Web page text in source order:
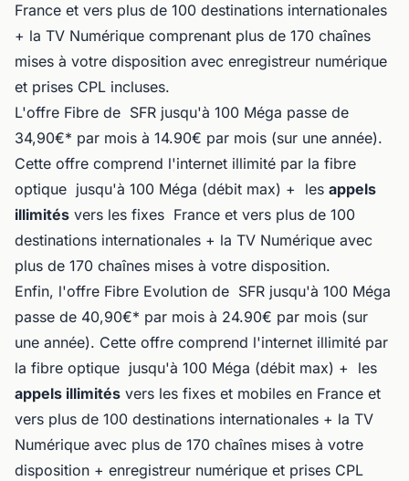
France et vers plus de 100 destinations internationales
+ la TV Numérique comprenant plus de 170 chaînes
mises à votre disposition avec enregistreur numérique
et prises CPL incluses.
L'offre Fibre de SFR jusqu'à 100 Méga passe de
34,90€* par mois à 14.90€ par mois (sur une année).
Cette offre comprend l'internet illimité par la fibre
optique jusqu'à 100 Méga (débit max) + les appels
illimités vers les fixes France et vers plus de 100
destinations internationales + la TV Numérique avec
plus de 170 chaînes mises à votre disposition.
Enfin, l'offre Fibre Evolution de SFR jusqu'à 100 Méga
passe de 40,90€* par mois à 24.90€ par mois (sur
une année). Cette offre comprend l'internet illimité par
la fibre optique jusqu'à 100 Méga (débit max) + les
appels illimités vers les fixes et mobiles en France et
vers plus de 100 destinations internationales + la TV
Numérique avec plus de 170 chaînes mises à votre
disposition + enregistreur numérique et prises CPL